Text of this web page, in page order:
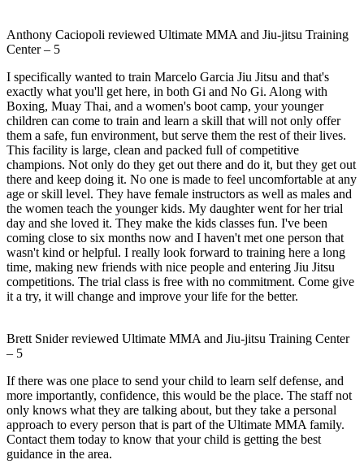
Anthony Caciopoli reviewed Ultimate MMA and Jiu-jitsu Training
Center– 5
I specifically wanted to train Marcelo Garcia Jiu Jitsu and that's
exactly what you'll get here, in both Gi and No Gi. Along with
Boxing, Muay Thai, and a women's boot camp, your younger
children can come to train and learn a skill that will not only offer
them a safe, fun environment, but serve them the rest of their lives.
This facility is large, clean and packed full of competitive
champions. Not only do they get out there and do it, but they get out
there and keep doing it. No one is made to feel uncomfortable at any
age or skill level. They have female instructors as well as males and
the women teach the younger kids. My daughter went for her trial
day and she loved it. They make the kids classes fun. I've been
coming close to six months now and I haven't met one person that
wasn't kind or helpful. I really look forward to training here a long
time, making new friends with nice people and entering Jiu Jitsu
competitions. The trial class is free with no commitment. Come give
it a try, it will change and improve your life for the better.
Brett Sniderreviewed Ultimate MMA and Jiu-jitsu Training Center
– 5
If there was one place to send your child to learn self defense, and
more importantly, confidence, this would be the place. The staff not
only knows what they are talking about, but they take a personal
approach to every person that is part of the Ultimate MMA family.
Contact them today to know that your child is getting the best
guidance in the area.